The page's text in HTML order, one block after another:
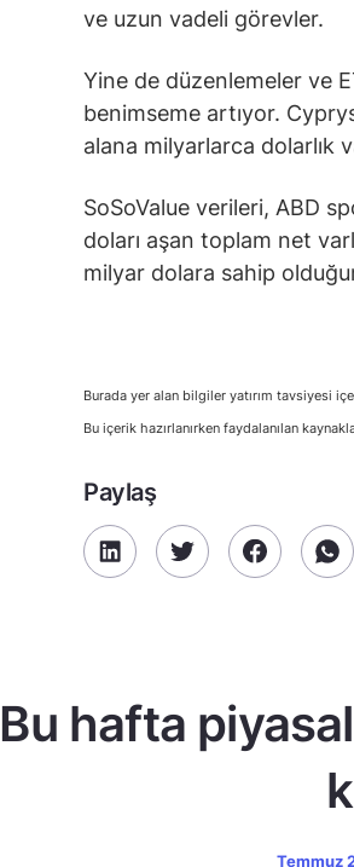
ve uzun vadeli görevler.
Yine de düzenlemeler ve
benimseme artıyor.
alana milyarlarca dolarlık
SoSoValue verileri, ABD
doları aşan toplam net
milyar dolara sahip
Burada yer alan bilgiler yatırım tavsiyesi
Bu içerik hazırlanırken faydalanılan
Paylaş
Bu hafta
Temmuz